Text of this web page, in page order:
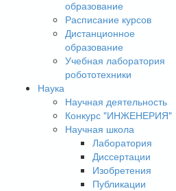
образование
Расписание курсов
Дистанционное
образование
Учебная лаборатория
робототехники
Наука
Научная деятельность
Конкурс "ИНЖЕНЕРИЯ"
Научная школа
Лаборатория
Диссертации
Изобретения
Публикации